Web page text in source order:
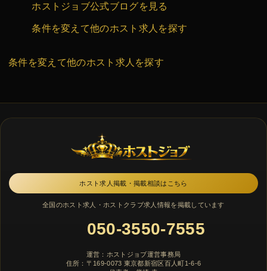
ホストジョブ公式ブログを見る
条件を変えて他のホスト求人を探す
条件を変えて他のホスト求人を探す
ホスト求人掲載・掲載相談はこちら
全国のホスト求人・ホストクラブ求人情報を掲載しています
050-3550-7555
運営：ホストジョブ運営事務局
住所：〒169-0073 東京都新宿区百人町1-6-6